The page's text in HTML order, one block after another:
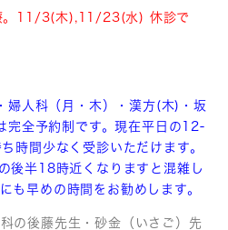
。11/3(木),11/23(水) 休診で
婦人科（月・木）・漢方(木)・坂
完全予約制です。現在平日の12-
時間少なく受診いただけます。
後半18時近くなりますと混雑し
も早めの時間をお勧めします。
の後藤先生・砂金（いさご）先